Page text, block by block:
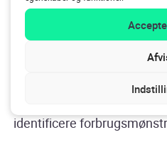
blevet mere og mere
muliggør en grundigere
identificere